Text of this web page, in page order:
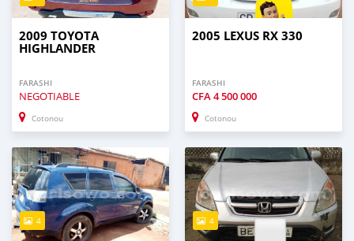
2009 TOYOTA
HIGHLANDER
FARASHI
NEGOTIABLE
Cotonou
2005 LEXUS RX 330
FARASHI
CFA4 500 000
Cotonou
4 4